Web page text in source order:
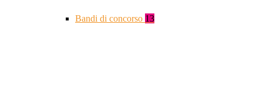
Bandi di concorso 13